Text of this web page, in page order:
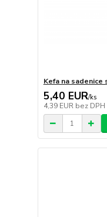
Kefa na sadenice
5,40 EUR/ks
4,39 EUR bez DPH